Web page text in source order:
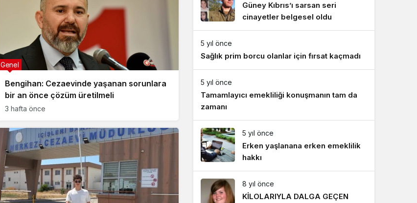
Bengihan: Cezaevinde yaşanan sorunlara
bir an önce çözüm üretilmeli
Genel
3 hafta önce
Güney Kıbrıs’ı sarsan seri
cinayetler belgesel oldu
5 yıl önce
Sağlık prim borcu olanlar için fırsat kaçmadı
5 yıl önce
Tamamlayıcı emekliliği konuşmanın tam da
zamanı
5 yıl önce
Erken yaşlanana erken emeklilik
hakkı
8 yıl önce
KİLOLARIYLA DALGA GEÇEN